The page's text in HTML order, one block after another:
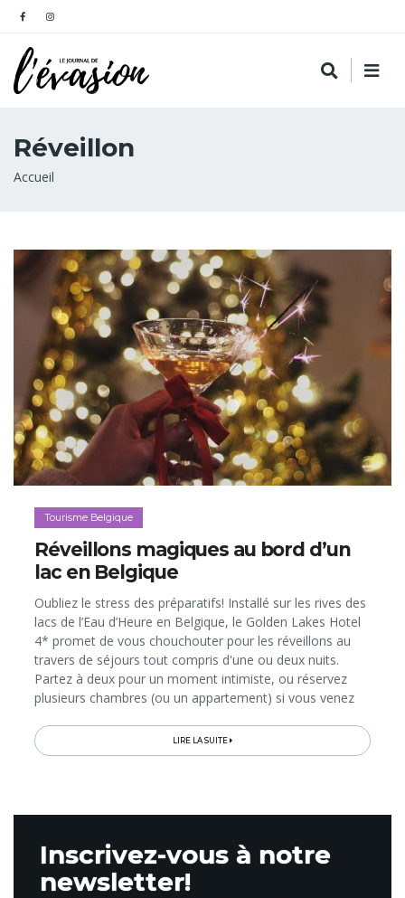
Réveillon
Fil
Accueil
Tourisme Belgique
Réveillons magiques au bord d’un
lac en Belgique
Oubliez le stress des préparatifs! Installé sur les rives des
lacs de l’Eau d’Heure en Belgique, le Golden Lakes Hotel
4* promet de vous chouchouter pour les réveillons au
travers de séjours tout compris d'une ou deux nuits.
Partez à deux pour un moment intimiste, ou réservez
plusieurs chambres (ou un appartement) si vous venez
LIRE LA SUITE
Inscrivez-vous à notre
newsletter!